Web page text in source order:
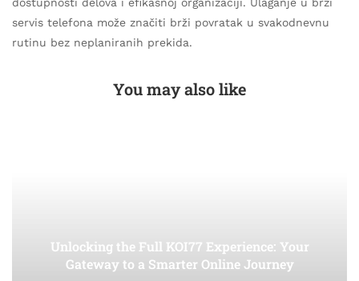
servis telefona može značiti brži povratak u svakodnevnu
rutinu bez neplaniranih prekida.
You may also like
Unlocking the Full KOI77 Experience: Your
Gateway to a Smarter Online Journey